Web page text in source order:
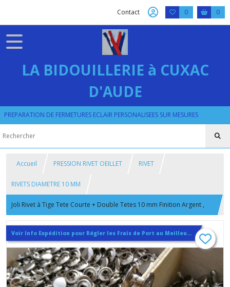
Contact 0 0
LA BIDOUILLERIE à CUXAC
D'AUDE
PREPARATION DE FERMETURES ECLAIR PERSONALISEES SUR MESURES
Accueil PRESSION RIVET OEILLET RIVET
RIVETS DIAMETRE 10 MM
Joli Rivet à Tige Tete Courte + Double Tetes 10 mm Finition Argent ,
Laiton , Canon et Doré
Voir Info Expédition pour Régler les Frais de Port au Meilleur Prix , En haut d'ecran à Droite